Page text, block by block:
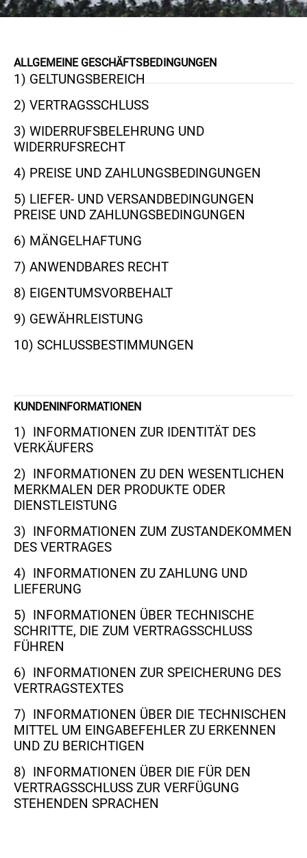
ALLGEMEINE GESCHÄFTSBEDINGUNGEN
1) GELTUNGSBEREICH
2) VERTRAGSSCHLUSS
3) WIDERRUFSBELEHRUNG UND
WIDERRUFSRECHT
4) PREISE UND ZAHLUNGSBEDINGUNGEN
5) LIEFER- UND VERSANDBEDINGUNGEN
PREISE UND ZAHLUNGSBEDINGUNGEN
6) MÄNGELHAFTUNG
7) ANWENDBARES RECHT
8) EIGENTUMSVORBEHALT
9) GEWÄHRLEISTUNG
10) SCHLUSSBESTIMMUNGEN
KUNDENINFORMATIONEN
1) INFORMATIONEN ZUR IDENTITÄT DES
VERKÄUFERS
2) INFORMATIONEN ZU DEN WESENTLICHEN
MERKMALEN DER PRODUKTE ODER
DIENSTLEISTUNG
3) INFORMATIONEN ZUM ZUSTANDEKOMMEN
DES VERTRAGES
4) INFORMATIONEN ZU ZAHLUNG UND
LIEFERUNG
5) INFORMATIONEN ÜBER TECHNISCHE
SCHRITTE, DIE ZUM VERTRAGSSCHLUSS
FÜHREN
6) INFORMATIONEN ZUR SPEICHERUNG DES
VERTRAGSTEXTES
7) INFORMATIONEN ÜBER DIE TECHNISCHEN
MITTEL UM EINGABEFEHLER ZU ERKENNEN
UND ZU BERICHTIGEN
8) INFORMATIONEN ÜBER DIE FÜR DEN
VERTRAGSSCHLUSS ZUR VERFÜGUNG
STEHENDEN SPRACHEN